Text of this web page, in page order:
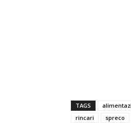
TAGS
rincari
spreco